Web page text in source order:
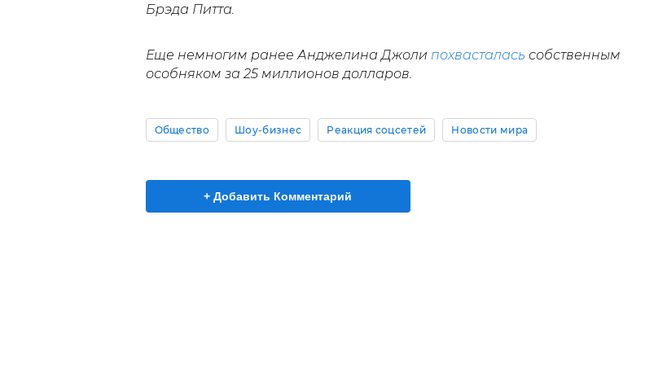
Брэда Питта.
Еще немногим ранее Анджелина Джоли похвасталась собственным
особняком за 25 миллионов долларов.
Общество Шоу-бизнес Реакция соцсетей Новости мира
+ Добавить Комментарий